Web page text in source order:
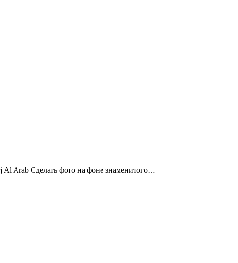
Arab Сделать фото на фоне знаменитого…